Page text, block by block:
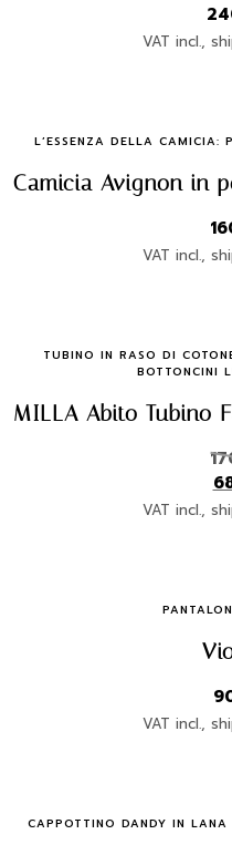
VAT incl.,
L’ESSENZA DELLA CAMICIA:
VAT incl.,
TUBINO IN RASO DI
BOTTONCINI
VAT incl.,
VAT incl.,
CAPPOTTINO DANDY IN LANA